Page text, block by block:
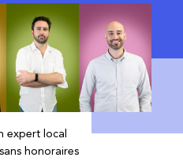
expert local
honoraires